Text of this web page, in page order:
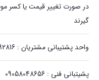
در صورت تغییر قیمت یا کسر
گیرند
واحد پشتیبانی مشتریان : 05135092816 - 09157153791
پشیتبانی فنی : 09058048656